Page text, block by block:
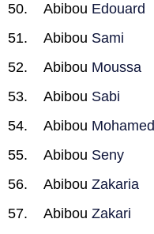
Abibou Edouard
Abibou Sami
Abibou Moussa
Abibou Sabi
Abibou Mohamed
Abibou Seny
Abibou Zakaria
Abibou Zakari